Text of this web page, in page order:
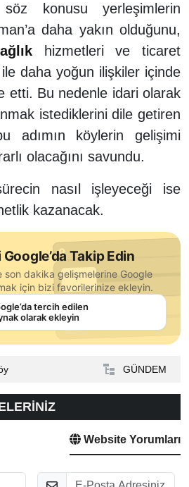
konusu yerleşimlerin
daha yakın olduğunu,
hizmetleri ve ticaret
ile daha yoğun ilişkiler içinde
etti. Bu nedenle idari olarak
istediklerini dile getiren
adımın köylerin gelişimi
olacağını savundu.
nasıl işleyeceği ise
kazanacak.
Takip Edin
son dakika gelişmelerine Google
için bizi favorilerinize ekleyin.
tercih edilen
olarak ekleyin
GÜNDEM
Website Yorumları
E-Posta